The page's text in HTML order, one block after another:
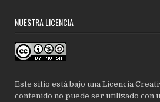
NUESTRA LICENCIA
Este sitio está bajo una Licencia
contenido no puede ser utilizado con